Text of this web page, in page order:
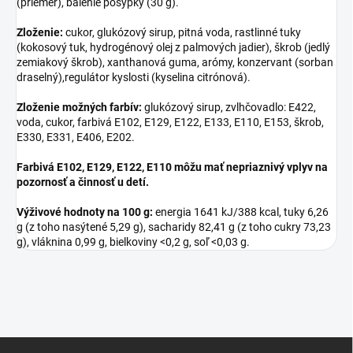
Zloženie: cukor, glukózový sirup, pitná voda, rastlinné tuky
(kokosový tuk, hydrogénový olej z palmových jadier), škrob (jedlý
zemiakový škrob), xanthanová guma, arómy, konzervant (sorban
draselný),regulátor kyslosti (kyselina citrónová).
Zloženie možných farbív: glukózový sirup, zvlhčovadlo: E422,
voda, cukor, farbivá E102, E129, E122, E133, E110, E153, škrob,
E330, E331, E406, E202.
Farbivá E102, E129, E122, E110 môžu mať nepriaznivý vplyv na
pozornosť a činnosť u detí.
Výživové hodnoty na 100 g: energia 1641 kJ/388 kcal, tuky 6,26
g (z toho nasýtené 5,29 g), sacharidy 82,41 g (z toho cukry 73,23
g), vláknina 0,99 g, bielkoviny <0,2 g, soľ <0,03 g.